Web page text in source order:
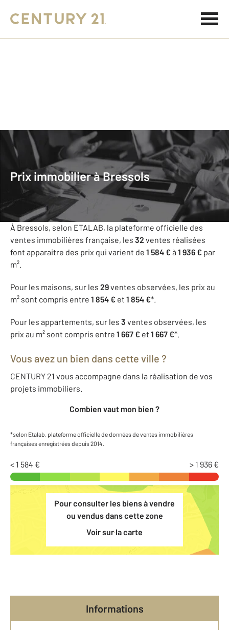
Prix immobilier à Bressols
Accueil Prix Immobilier Occitanie Tarn-et-Garonne
Bressols
Bressols
Le prix de l'immobilier au m²
À Bressols, selon ETALAB, la plateforme officielle des
ventes immobilières française, les 32 ventes réalisées
font apparaitre des prix qui varient de 1 584 €à 1 936 € par
m².
Pour les maisons, sur les 29ventes observées, les prix au
m² sont compris entre 1 854 € et 1 854 €*.
Pour les appartements, sur les 3 ventes observées, les
prix au m² sont compris entre 1 667 € et 1 667 €*.
Vous avez un bien dans cette ville ?
CENTURY 21 vous accompagne dans la réalisation de vos
projets immobiliers.
Combien vaut mon bien ?
*selon Etalab, plateforme officielle de données de ventes immobilières
françaises enregistrées depuis 2014.
< 1 584 € > 1 936 €
Pour consulter les biens à vendre
ou vendus dans cette zone
Voir sur la carte
Informations